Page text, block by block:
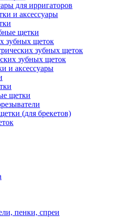
для ирригаторов
и аксессуары
щетки
зубных щеток
зубных щеток
зубных щеток
и аксессуары
щетки
(для брекетов)
пенки, спреи